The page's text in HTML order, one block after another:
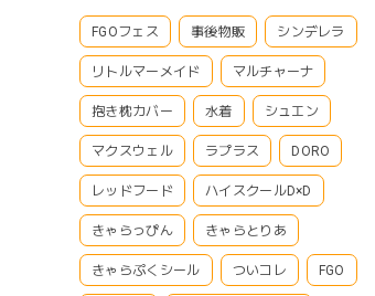
FGOフェス 事後物販 シンデレラ
リトルマーメイド マルチャーナ
抱き枕カバー 水着 シュエン
マクスウェル ラプラス DORO
レッドフード ハイスクールD×D
きゃらっぴん きゃらとりあ
きゃらぷくシール ついコレ FGO